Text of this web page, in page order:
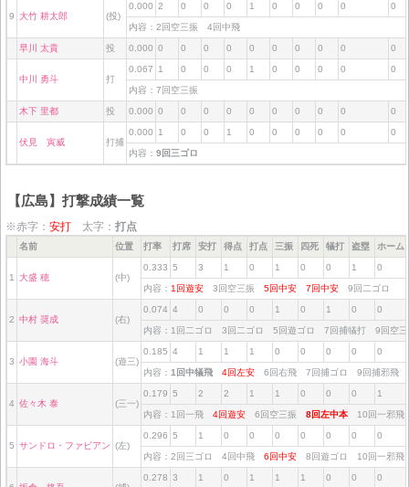
9 大竹 耕太郎 (投)
0.000 2 0 0 0 1 0 0 0 0 0
内容：2回空三振 4回中飛
早川 太貴 投 0.000 0 0 0 0 0 0 0 0 0 0
中川 勇斗 打
0.067 1 0 0 0 1 0 0 0 0 0
内容：7回空三振
木下 里都 投 0.000 0 0 0 0 0 0 0 0 0 0
伏見 寅威 打捕
0.000 1 0 0 1 0 0 0 0 0 0
内容： 9回三ゴロ
【広島】打撃成績一覧
※赤字： 安打 太字： 打点
名前 位置 打率 打席 安打 得点 打点 三振 四死 犠打 盗塁 ホーム
1 大盛 穂 (中)
0.333 5 3 1 0 1 0 0 1 0
内容： 1回遊安 3回空三振 5回中安 7回中安 9回二ゴロ
2 中村 奨成 (右)
0.074 4 0 0 0 1 0 1 0 0
内容：1回二ゴロ 3回二ゴロ 5回遊ゴロ 7回捕犠打 9回空
3 小園 海斗 (遊三)
0.185 4 1 1 1 0 0 0 0 0
内容： 1回中犠飛 4回左安 6回右飛 7回捕ゴロ 9回捕邪飛
4 佐々木 泰 (三一)
0.179 5 2 2 1 1 0 0 0 1
内容：1回一飛 4回遊安 6回空三振 8回左中本 10回一邪
5 サンドロ・ファビアン (左)
0.296 5 1 0 0 0 0 0 0 0
内容：2回三ゴロ 4回中飛 6回中安 8回遊ゴロ 10回一邪
0.278 3 1 0 1 1 1 0 0 0